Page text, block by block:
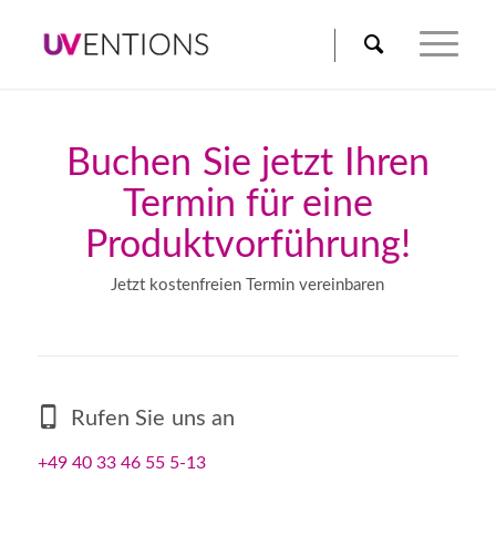
Buchen Sie jetzt Ihren
Termin für eine
Produktvorführung!
Jetzt kostenfreien Termin vereinbaren
Rufen Sie uns an
+49 40 33 46 55 5-13